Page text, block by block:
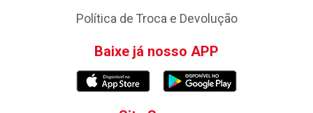
Política de Troca e Devolução
Baixe já nosso APP